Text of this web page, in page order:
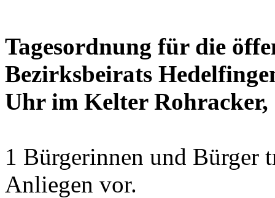
Tagesordnung für die
Bezirksbeirats
Uhr im Kelter Rohracker,
1 Bürgerinnen und Bürger
Anliegen vor.